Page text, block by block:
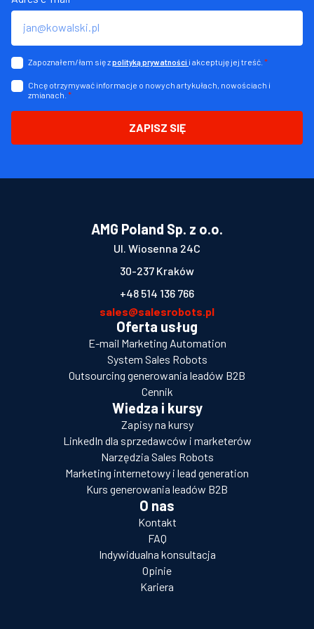
Zapoznałem/łam się zpolityką prywatności i akceptuję jej treść. *
Chcę otrzymywać informacje o nowych artykułach, nowościach i
zmianach. *
ZAPISZ SIĘ
AMG Poland Sp. z o.o.
Ul. Wiosenna 24C
30-237 Kraków
+48 514 136 766
sales@salesrobots.pl
Oferta usług
E-mail Marketing Automation
System Sales Robots
Outsourcing generowania leadów B2B
Cennik
Wiedza i kursy
Zapisy na kursy
LinkedIn dla sprzedawców i marketerów
Narzędzia Sales Robots
Marketing internetowy i lead generation
Kurs generowania leadów B2B
O nas
Kontakt
FAQ
Indywidualna konsultacja
Opinie
Kariera